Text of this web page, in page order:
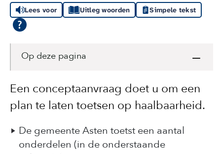
Lees voor Uitleg woorden Simpele tekst
Een conceptaanvraag doet u om een
plan te laten toetsen op haalbaarheid.
De gemeente Asten toetst een aantal
onderdelen (in de onderstaande
Op deze pagina